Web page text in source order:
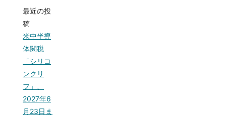
最近の投
稿
米中半導
体関税
「シリコ
ンクリ
フ」、
2027年6
月23日ま